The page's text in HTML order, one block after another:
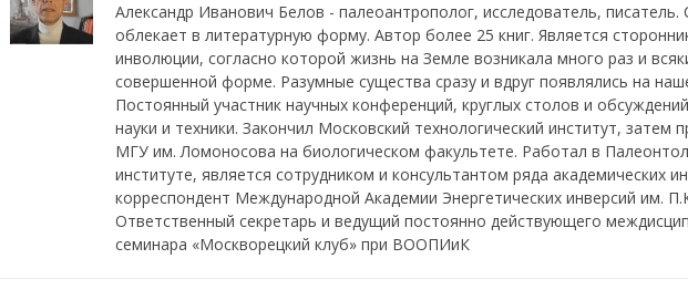
Александр Иванович Белов - палеоантрополог, исследователь, писатель.
облекает в литературную форму. Автор более 25 книг. Является
инволюции, согласно которой жизнь на Земле возникала много раз и
совершенной форме. Разумные существа сразу и вдруг появлялись на
Постоянный участник научных конференций, круглых столов и
науки и техники. Закончил Московский технологический институт, затем
МГУ им. Ломоносова на биологическом факультете. Работал в
институте, является сотрудником и консультантом ряда академических
корреспондент Международной Академии Энергетических инверсий им.
Ответственный секретарь и ведущий постоянно действующего
семинара «Москворецкий клуб» при ВООПИиК